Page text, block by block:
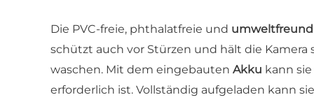
Die PVC-freie, phthalatfreie und
schützt auch vor Stürzen und hält die
waschen. Mit dem eingebauten Akku kann
erforderlich ist. Vollständig aufgeladen kann